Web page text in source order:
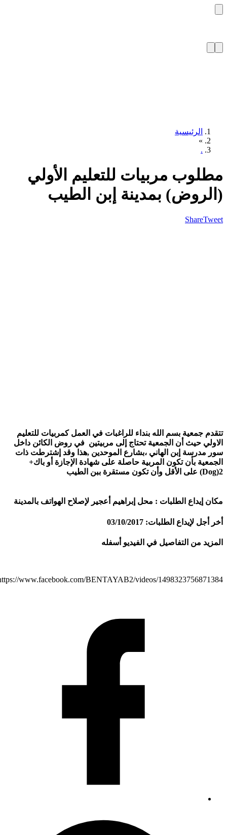
الرئيسية
مربيات للتعليم الأولي
بمدينة إبن الطيب
Share
جمعية بسم الله بنداء للراغبات في العمل كمربيات للتعليم
حيث أن الجمعية تحتاج إلى مربيتين في روض الكائن داخل
إبن الهاني ،بشارع الموحدين ,هذا وقد إشترطت ذات
بأن تكون المربية حاصلة على شهادة اﻹجازة أو باك+
إيداع الطلبات : محل إبراهيم أعجير لإصلاح الهواتف بالمدينة
لإيداع الطلبات: 03/10/2017
من التفاصيل في الفيديو أسفله
https://www.facebook.com/BENTAYAB2/videos/